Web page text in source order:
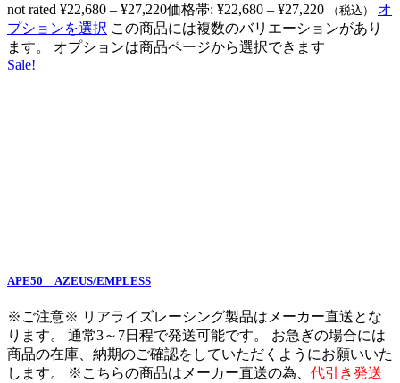
not rated ¥22,680 – ¥27,220価格帯: ¥22,680 – ¥27,220 （税込）
オ
プションを選択 この商品には複数のバリエーションがあり
ます。 オプションは商品ページから選択できます
Sale!
APE50 AZEUS/EMPLESS
※ご注意※ リアライズレーシング製品はメーカー直送とな
ります。 通常3～7日程で発送可能です。 お急ぎの場合には
商品の在庫、納期のご確認をしていただくようにお願いいた
します。 ※こちらの商品はメーカー直送の為、 代引き発送